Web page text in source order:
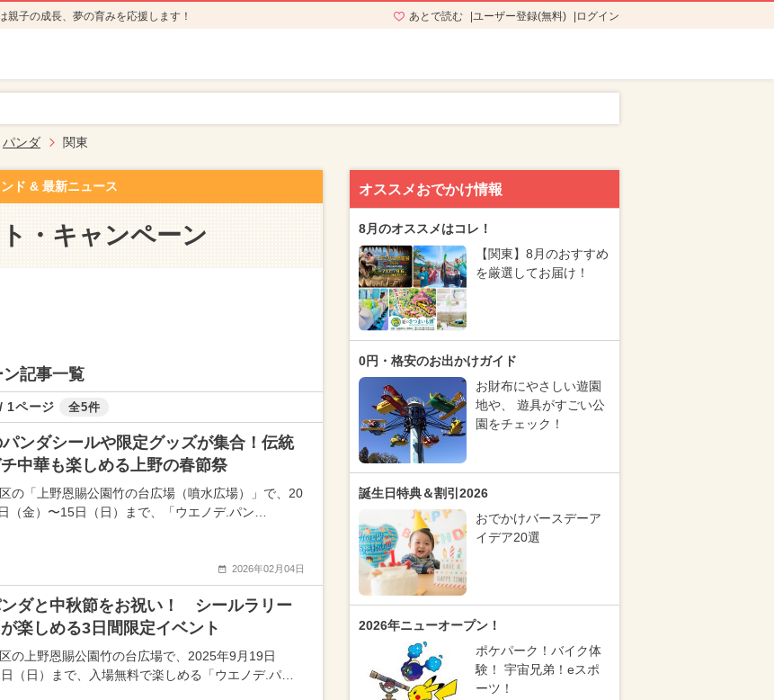
子の成長、夢の育みを応援します！ あとで読む ユーザー登録(無料) ログイン
パンダ 関東
ド & 最新ニュース
・キャンペーン
記事一覧
1ページ 全5件
ンダシールや限定グッズが集合！伝統
中華も楽しめる上野の春節祭
の「上野恩賜公園竹の台広場（噴水広場）」で、20
（金）〜15日（日）まで、「ウエノデ.パン…
2026年02月04日
ダと中秋節をお祝い！ シールラリー
楽しめる3日間限定イベント
の上野恩賜公園竹の台広場で、2025年9月19日
日（日）まで、入場無料で楽しめる「ウエノデ.パ…
オススメおでかけ情報
8月のオススメはコレ！
【関東】8月のおすすめ
を厳選してお届け！
0円・格安のお出かけガイド
お財布にやさしい遊園
地や、 遊具がすごい公
園をチェック！
誕生日特典＆割引2026
おでかけバースデーア
イデア20選
2026年ニューオープン！
ポケパーク！バイク体
験！ 宇宙兄弟！eスポ
ーツ！